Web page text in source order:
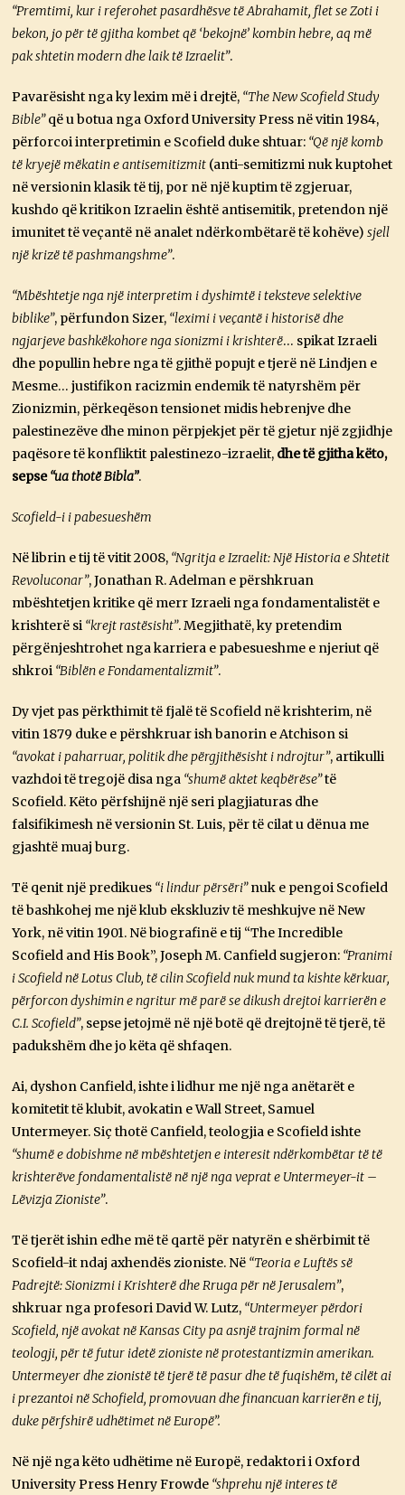
“Premtimi, kur i referohet pasardhësve të Abrahamit, flet se Zoti i
bekon, jo për të gjitha kombet që ‘bekojnë’ kombin hebre, aq më
pak shtetin modern dhe laik të Izraelit”.
Pavarësisht nga ky lexim më i drejtë, “The New Scofield Study
Bible”që u botua nga Oxford University Press në vitin 1984,
përforcoi interpretimin e Scofield duke shtuar: “Që një komb
të kryejë mëkatin e antisemitizmit (anti-semitizmi nuk kuptohet
në versionin klasik të tij, por në një kuptim të zgjeruar,
kushdo që kritikon Izraelin është antisemitik, pretendon një
imunitet të veçantë në analet ndërkombëtarë të kohëve)sjell
një krizë të pashmangshme”.
“Mbështetje nga një interpretim i dyshimtë i teksteve selektive
biblike”, përfundon Sizer, “leximi i veçantë i historisë dhe
ngjarjeve bashkëkohore nga sionizmi i krishterë… spikat Izraeli
dhe popullin hebre nga të gjithë popujt e tjerë në Lindjen e
Mesme… justifikon racizmin endemik të natyrshëm për
Zionizmin, përkeqëson tensionet midis hebrenjve dhe
palestinezëve dhe minon përpjekjet për të gjetur një zgjidhje
paqësore të konfliktit palestinezo-izraelit, dhe të gjitha këto,
sepse“ua thotë Bibla”.
Scofield-i i pabesueshëm
Në librin e tij të vitit 2008, “Ngritja e Izraelit: Një Historia e Shtetit
Revoluconar”, Jonathan R. Adelman e përshkruan
mbështetjen kritike që merr Izraeli nga fondamentalistët e
krishterë si “krejt rastësisht”. Megjithatë, ky pretendim
përgënjeshtrohet nga karriera e pabesueshme e njeriut që
shkroi “Biblën e Fondamentalizmit”.
Dy vjet pas përkthimit të fjalë të Scofield në krishterim, në
vitin 1879 duke e përshkruar ish banorin e Atchison si
“avokat i paharruar, politik dhe përgjithësisht i ndrojtur”, artikulli
vazhdoi të tregojë disa nga “shumë aktet keqbërëse”të
Scofield. Këto përfshijnë një seri plagjiaturas dhe
falsifikimesh në versionin St. Luis, për të cilat u dënua me
gjashtë muaj burg.
Të qenit një predikues “i lindur përsëri”nuk e pengoi Scofield
të bashkohej me një klub ekskluziv të meshkujve në New
York, në vitin 1901. Në biografinë e tij “The Incredible
Scofield and His Book”, Joseph M. Canfield sugjeron: “Pranimi
i Scofield në Lotus Club, të cilin Scofield nuk mund ta kishte kërkuar,
përforcon dyshimin e ngritur më parë se dikush drejtoi karrierën e
C.I. Scofield”, sepse jetojmë në një botë që drejtojnë të tjerë, të
padukshëm dhe jo këta që shfaqen.
Ai, dyshon Canfield, ishte i lidhur me një nga anëtarët e
komitetit të klubit, avokatin e Wall Street, Samuel
Untermeyer. Siç thotë Canfield, teologjia e Scofield ishte
“shumë e dobishme në mbështetjen e interesit ndërkombëtar të të
krishterëve fondamentalistë në një nga veprat e Untermeyer-it –
Lëvizja Zioniste”.
Të tjerët ishin edhe më të qartë për natyrën e shërbimit të
Scofield-it ndaj axhendës zioniste. Në “Teoria e Luftës së
Padrejtë: Sionizmi i Krishterë dhe Rruga për në Jerusalem”,
shkruar nga profesori David W. Lutz, “Untermeyer përdori
Scofield, një avokat në Kansas City pa asnjë trajnim formal në
teologji, për të futur idetë zioniste në protestantizmin amerikan.
Untermeyer dhe zionistë të tjerë të pasur dhe të fuqishëm, të cilët ai
i prezantoi në Schofield, promovuan dhe financuan karrierën e tij,
duke përfshirë udhëtimet në Europë”.
Në një nga këto udhëtime në Europë, redaktori i Oxford
University Press Henry Frowde “shprehu një interes të